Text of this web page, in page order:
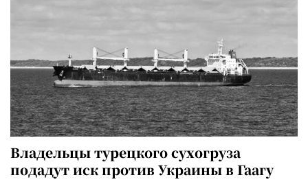
Владельцы турецкого сухогруза
подадут иск против Украины в Гаагу